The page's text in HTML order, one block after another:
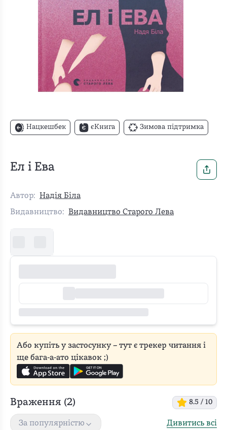
Нацкешбек єКнига Зимова підтримка
Ел і Ева
Автор:
Надія Біла
Видавництво:
Видавництво Старого Лева
Або купіть у застосунку – тут є трекер читання і
ще бага-а-ато цікавок ;)
Враження (2) 8.5 / 10
За популярністю Дивитись всі